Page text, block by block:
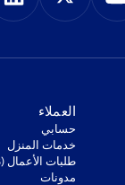
‫العملاء‬
‫حسابي‬
‫خدمات المنزل‬
‫طلبات الأعمال (B2B)‬
مدونات